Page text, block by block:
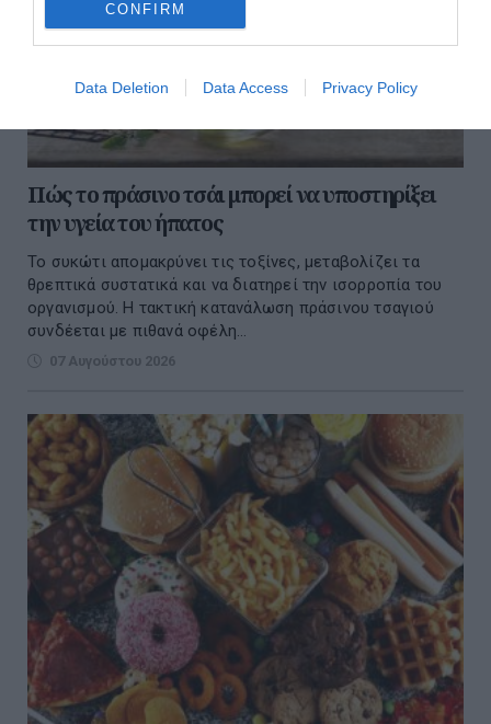
CONFIRM
Data Deletion Data Access Privacy Policy
Πώς το πράσινο τσάι μπορεί να υποστηρίξει
την υγεία του ήπατος
Το συκώτι απομακρύνει τις τοξίνες, μεταβολίζει τα
θρεπτικά συστατικά και να διατηρεί την ισορροπία του
οργανισμού. Η τακτική κατανάλωση πράσινου τσαγιού
συνδέεται με πιθανά οφέλη...
07 Αυγούστου 2026